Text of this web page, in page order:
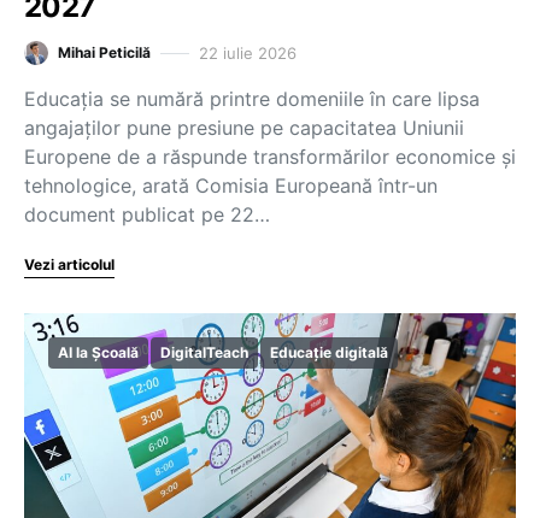
Mihai Peticilă 22 iulie 2026
Educația se numără printre domeniile în care lipsa
angajaților pune presiune pe capacitatea Uniunii
Europene de a răspunde transformărilor economice și
tehnologice, arată Comisia Europeană într-un
document publicat pe 22…
Vezi articolul
AI la Școală DigitalTeach Educație digitală